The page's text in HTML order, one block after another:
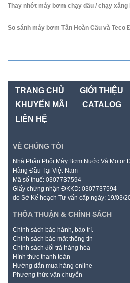
Thay nhớt máy bơm chạy dầu / chạy xăng
So sánh máy bơm Tân Hoàn Cầu và Teco
TRANG CHỦ GIỚI THIỆU
KHUYẾN MÃI
CATALOG
LIÊN HỆ
VỀ CHÚNG TÔI
Nhà Phân Phối Máy Bơm Nước Và Motor
Hàng Đầu Tại Việt Nam
Mã số thuế: 0307737594
Giấy chứng nhận ĐKKD: 0307737594
do Sở Kế hoạch Tư vấn cấp ngày: 19/03/
THỎA THUẬN & CHÍNH SÁCH
Chính sách bảo hành, bảo trì.
Chính sách bảo mật thông tin
Chính sách đổi trả hàng hóa
Hình thức thanh toán
Hướng dẫn mua hàng online
Phương thức vận chuyển